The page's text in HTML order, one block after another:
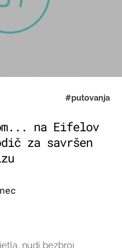
#putovanja
na Eifelov
za savršen
nudi bezbroj